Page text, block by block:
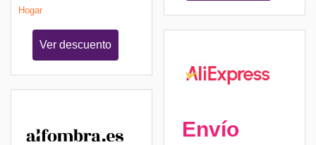
Hogar
Ver descuento
Envío